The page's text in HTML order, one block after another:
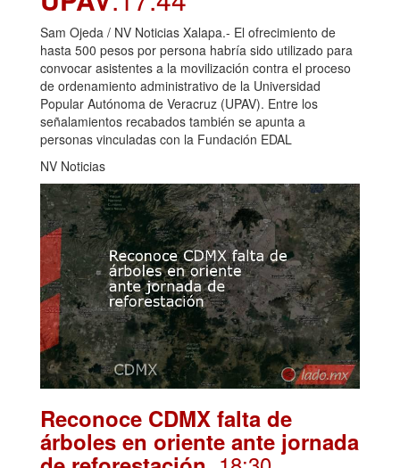
Sam Ojeda / NV Noticias Xalapa.- El ofrecimiento de
hasta 500 pesos por persona habría sido utilizado para
convocar asistentes a la movilización contra el proceso
de ordenamiento administrativo de la Universidad
Popular Autónoma de Veracruz (UPAV). Entre los
señalamientos recabados también se apunta a
personas vinculadas con la Fundación EDAL
NV Noticias
Reconoce CDMX falta de
árboles en oriente ante jornada